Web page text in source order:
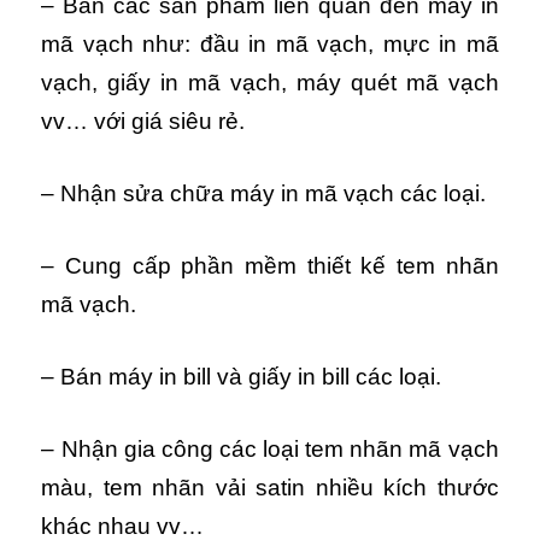
mã vạch như: đầu in mã vạch, mực in mã
vạch, giấy in mã vạch, máy quét mã vạch
vv… với giá siêu rẻ.
– Nhận sửa chữa máy in mã vạch các loại.
– Cung cấp phần mềm thiết kế tem nhãn
mã vạch.
– Bán máy in bill và giấy in bill các loại.
– Nhận gia công các loại tem nhãn mã vạch
màu, tem nhãn vải satin nhiều kích thước
khác nhau vv…